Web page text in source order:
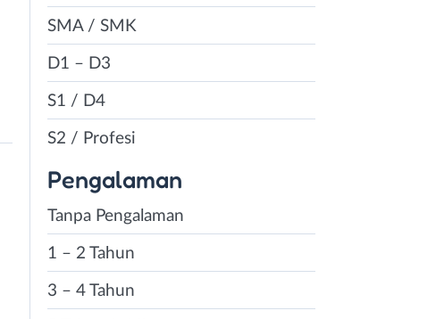
SMA / SMK
D1 – D3
S1 / D4
S2 / Profesi
Pengalaman
Tanpa Pengalaman
1 – 2 Tahun
3 – 4 Tahun